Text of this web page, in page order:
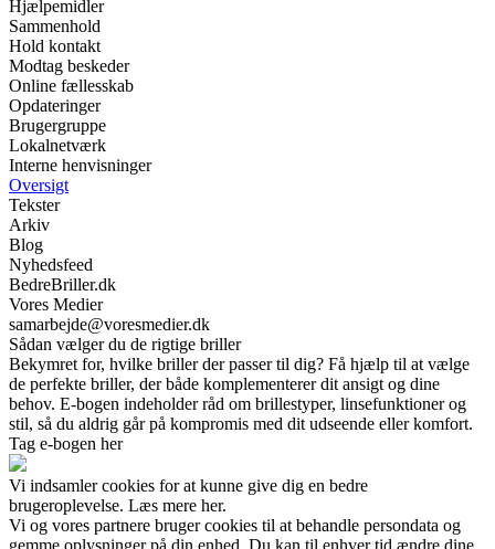
Hjælpemidler
Sammenhold
Hold kontakt
Modtag beskeder
Online fællesskab
Opdateringer
Brugergruppe
Lokalnetværk
Interne henvisninger
Oversigt
Tekster
Arkiv
Blog
Nyhedsfeed
BedreBriller.dk
Vores Medier
samarbejde@voresmedier.dk
Sådan vælger du de rigtige briller
Bekymret for, hvilke briller der passer til dig? Få hjælp til at vælge
de perfekte briller, der både komplementerer dit ansigt og dine
behov. E-bogen indeholder råd om brillestyper, linsefunktioner og
stil, så du aldrig går på kompromis med dit udseende eller komfort.
Tag e-bogen her
Vi indsamler cookies for at kunne give dig en bedre
brugeroplevelse. Læs mere her.
Vi og vores partnere bruger cookies til at behandle persondata og